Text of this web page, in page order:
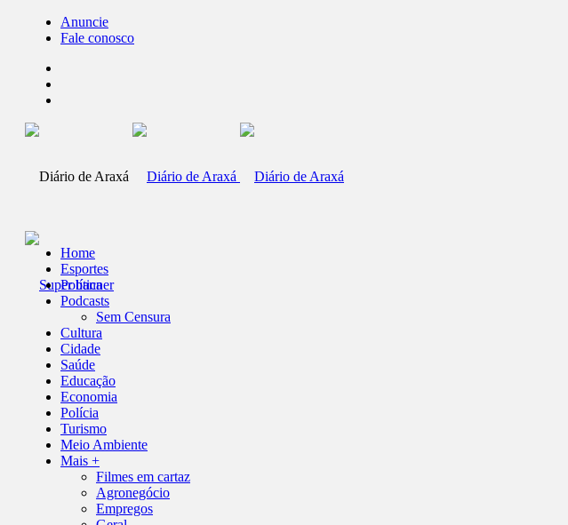
Anuncie
Fale conosco
Home
Esportes
Política
Podcasts
Sem Censura
Cultura
Cidade
Saúde
Educação
Economia
Polícia
Turismo
Meio Ambiente
Mais +
Filmes em cartaz
Agronegócio
Empregos